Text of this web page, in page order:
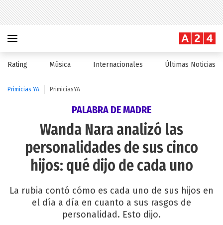
Rating Música Internacionales Últimas Noticias
Primicias YA PrimiciasYA
PALABRA DE MADRE
Wanda Nara analizó las
personalidades de sus cinco
hijos: qué dijo de cada uno
La rubia contó cómo es cada uno de sus hijos en
el día a día en cuanto a sus rasgos de
personalidad. Esto dijo.